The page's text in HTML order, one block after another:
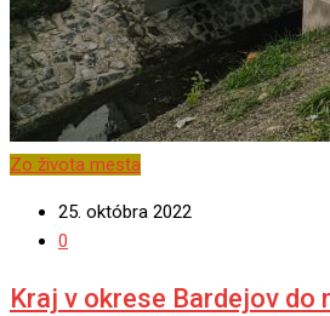
Zo života mesta
25. októbra 2022
0
Kraj v okrese Bardejov do